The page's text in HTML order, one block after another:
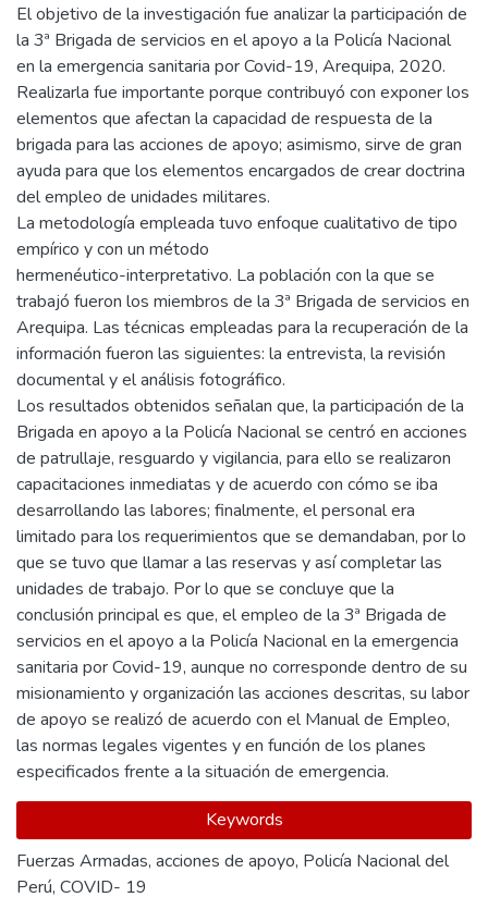
El objetivo de la investigación fue analizar la participación de
la 3ª Brigada de servicios en el apoyo a la Policía Nacional
en la emergencia sanitaria por Covid-19, Arequipa, 2020.
Realizarla fue importante porque contribuyó con exponer los
elementos que afectan la capacidad de respuesta de la
brigada para las acciones de apoyo; asimismo, sirve de gran
ayuda para que los elementos encargados de crear doctrina
del empleo de unidades militares.
La metodología empleada tuvo enfoque cualitativo de tipo
empírico y con un método
hermenéutico-interpretativo. La población con la que se
trabajó fueron los miembros de la 3ª Brigada de servicios en
Arequipa. Las técnicas empleadas para la recuperación de la
información fueron las siguientes: la entrevista, la revisión
documental y el análisis fotográfico.
Los resultados obtenidos señalan que, la participación de la
Brigada en apoyo a la Policía Nacional se centró en acciones
de patrullaje, resguardo y vigilancia, para ello se realizaron
capacitaciones inmediatas y de acuerdo con cómo se iba
desarrollando las labores; finalmente, el personal era
limitado para los requerimientos que se demandaban, por lo
que se tuvo que llamar a las reservas y así completar las
unidades de trabajo. Por lo que se concluye que la
conclusión principal es que, el empleo de la 3ª Brigada de
servicios en el apoyo a la Policía Nacional en la emergencia
sanitaria por Covid-19, aunque no corresponde dentro de su
misionamiento y organización las acciones descritas, su labor
de apoyo se realizó de acuerdo con el Manual de Empleo,
las normas legales vigentes y en función de los planes
especificados frente a la situación de emergencia.
Keywords
Fuerzas Armadas, acciones de apoyo, Policía Nacional del
Perú, COVID- 19